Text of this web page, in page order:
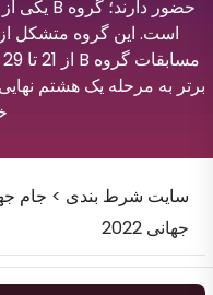
است. این گروه متشکل از
برتر به مرحله یک هشتم
سایت شرط بندی > جام
جهانی 2022